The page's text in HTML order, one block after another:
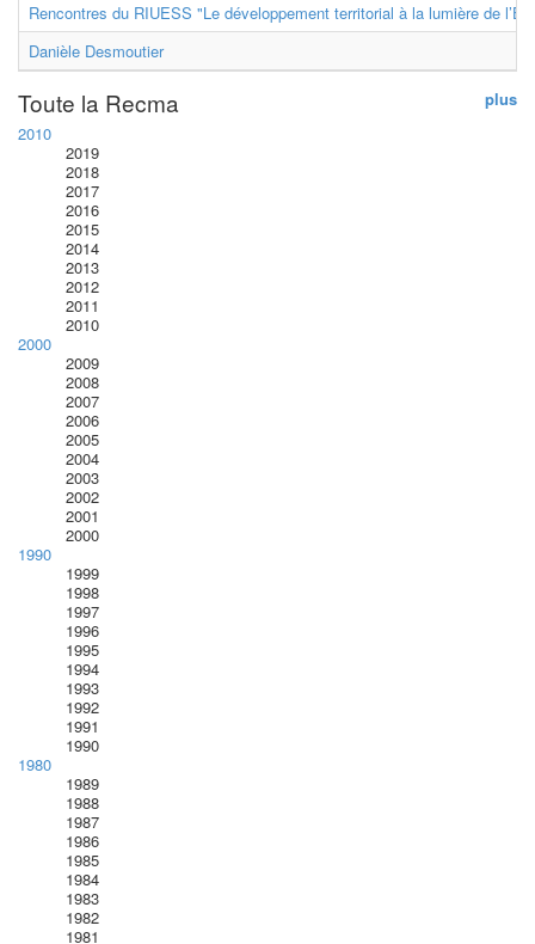
Rencontres du RIUESS "Le développement territorial à la lumière de
Danièle Desmoutier
plus
Toute la Recma
2010
2019
2018
2017
2016
2015
2014
2013
2012
2011
2010
2000
2009
2008
2007
2006
2005
2004
2003
2002
2001
2000
1990
1999
1998
1997
1996
1995
1994
1993
1992
1991
1990
1980
1989
1988
1987
1986
1985
1984
1983
1982
1981